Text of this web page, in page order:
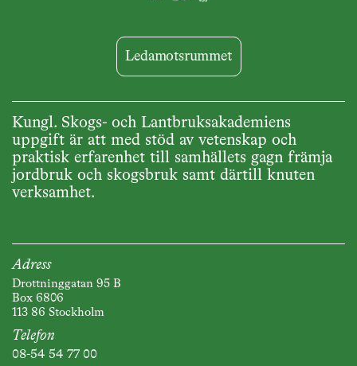
Ledamotsrummet
Kungl. Skogs- och Lantbruksakademiens
uppgift är att med stöd av vetenskap och
praktisk erfarenhet till samhällets gagn främja
jordbruk och skogsbruk samt därtill knuten
verksamhet.
Adress
Drottninggatan 95 B
Box 6806
113 86 Stockholm
Telefon
08-54 54 77 00